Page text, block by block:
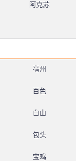
阿克苏
亳州
百色
白山
包头
宝鸡